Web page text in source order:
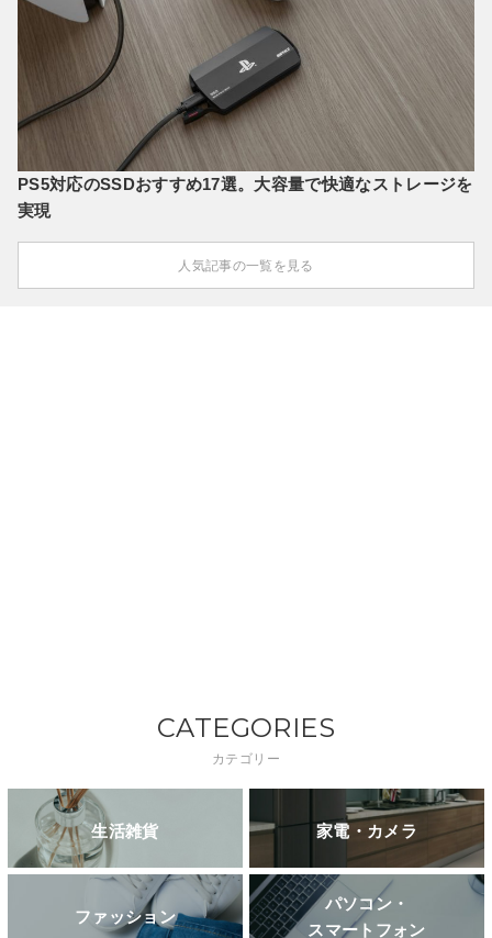
PS5対応のSSDおすすめ17選。大容量で快適なストレージを
実現
人気記事の一覧を見る
CATEGORIES
カテゴリー
生活雑貨 家電・カメラ
ファッション
パソコン・
スマートフォン